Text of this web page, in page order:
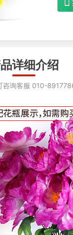
详细介绍
咨询客服 010-